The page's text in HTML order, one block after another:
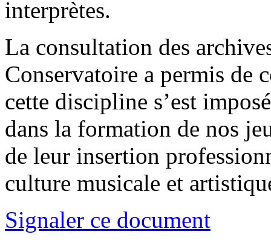
interprètes.
La consultation des
Conservatoire a permis de
cette discipline s’est
dans la formation de nos
de leur insertion
culture musicale et
Signaler ce document